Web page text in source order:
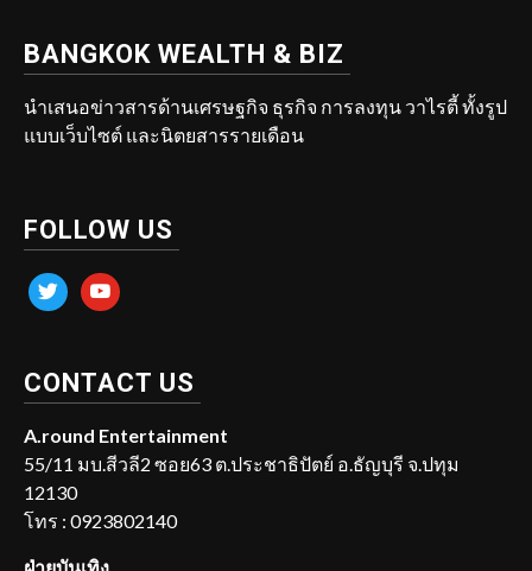
BANGKOK WEALTH & BIZ
นำเสนอข่าวสารด้านเศรษฐกิจ ธุรกิจ การลงทุน วาไรตี้ ทั้งรูป
แบบเว็บไซต์ และนิตยสารรายเดือน
FOLLOW US
twitter youtube
CONTACT US
A.round Entertainment
55/11 มบ.สีวลี2 ซอย63 ต.ประชาธิปัตย์ อ.ธัญบุรี จ.ปทุม
12130
โทร : 0923802140